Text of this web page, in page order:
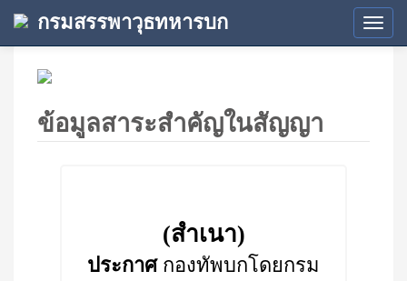
กรมสรรพาวุธทหารบก
ข้อมูลสาระสำคัญในสัญญา
(สำเนา)
ประกาศกองทัพบกโดยกรม